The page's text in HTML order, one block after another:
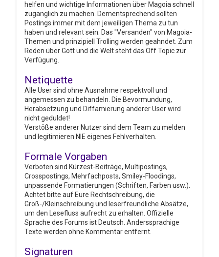
helfen und wichtige Informationen über Magoia schnell
zugänglich zu machen. Dementsprechend sollten
Postings immer mit dem jeweiligen Thema zu tun
haben und relevant sein. Das "Versanden" von Magoia-
Themen und prinzipiell Trolling werden geahndet. Zum
Reden über Gott und die Welt steht das Off Topic zur
Verfügung.
Netiquette
Alle User sind ohne Ausnahme respektvoll und
angemessen zu behandeln. Die Bevormundung,
Herabsetzung und Diffamierung anderer User wird
nicht geduldet!
Verstöße anderer Nutzer sind dem Team zu melden
und legitimieren NIE eigenes Fehlverhalten.
Formale Vorgaben
Verboten sind Kürzest-Beiträge, Multipostings,
Crosspostings, Mehrfachposts, Smiley-Floodings,
unpassende Formatierungen (Schriften, Farben usw.).
Achtet bitte auf Eure Rechtschreibung, die
Groß-/Kleinschreibung und leserfreundliche Absätze,
um den Lesefluss aufrecht zu erhalten. Offizielle
Sprache des Forums ist Deutsch. Anderssprachige
Texte werden ohne Kommentar entfernt.
Signaturen